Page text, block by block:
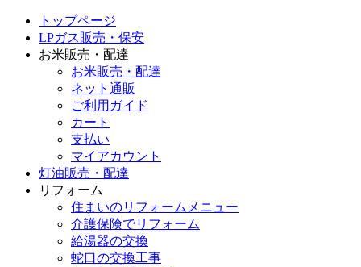
トップページ
LPガス販売・保安
お米販売・配達
お米販売・配達
ネット通販
ご利用ガイド
カート
支払い
マイアカウント
灯油販売・配達
リフォーム
住まいのリフォームメニュー
介護保険でリフォーム
給湯器の交換
蛇口の交換工事